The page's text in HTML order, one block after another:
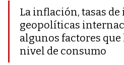
La inflación, tasas
geopolíticas
algunos factores
nivel de consumo